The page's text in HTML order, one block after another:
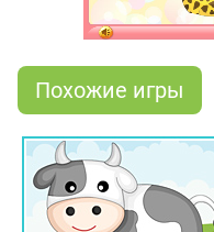
изображен один из
Похожие игры